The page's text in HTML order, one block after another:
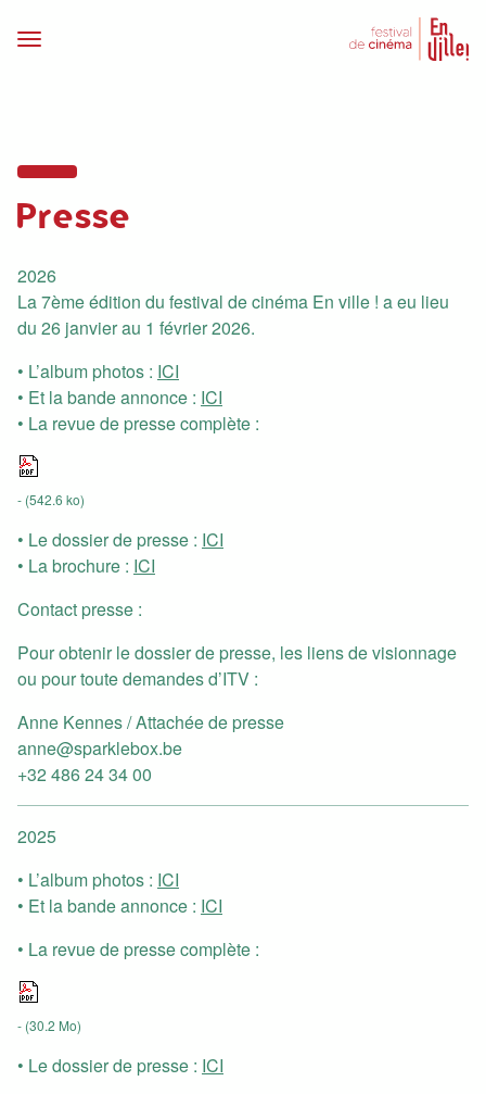
Presse
2026
La 7ème édition du festival de cinéma En ville ! a eu lieu
du 26 janvier au 1 février 2026.
• L’album photos : ICI
• Et la bande annonce : ICI
• La revue de presse complète :
- (542.6 ko)
• Le dossier de presse : ICI
• La brochure : ICI
Contact presse :
Pour obtenir le dossier de presse, les liens de visionnage
ou pour toute demandes d’ITV :
Anne Kennes / Attachée de presse
anne@sparklebox.be
+32 486 24 34 00
2025
• L’album photos : ICI
• Et la bande annonce : ICI
• La revue de presse complète :
- (30.2 Mo)
• Le dossier de presse : ICI